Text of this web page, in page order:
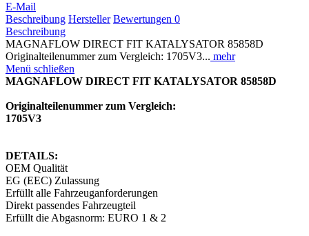
E-Mail
Beschreibung Hersteller Bewertungen 0
Beschreibung
MAGNAFLOW DIRECT FIT KATALYSATOR 85858D
Originalteilenummer zum Vergleich: 1705V3... mehr
Menü schließen
MAGNAFLOW DIRECT FIT KATALYSATOR 85858D
Originalteilenummer zum Vergleich:
1705V3
DETAILS:
OEM Qualität
EG (EEC) Zulassung
Erfüllt alle Fahrzeuganforderungen
Direkt passendes Fahrzeugteil
Erfüllt die Abgasnorm: EURO 1 & 2